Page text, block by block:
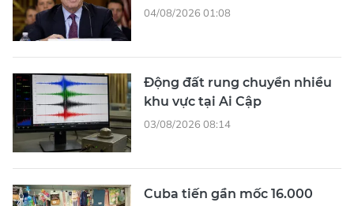
04/08/2026 01:08
Động đất rung chuyển nhiều
khu vực tại Ai Cập
03/08/2026 08:14
Cuba tiến gần mốc 16.000